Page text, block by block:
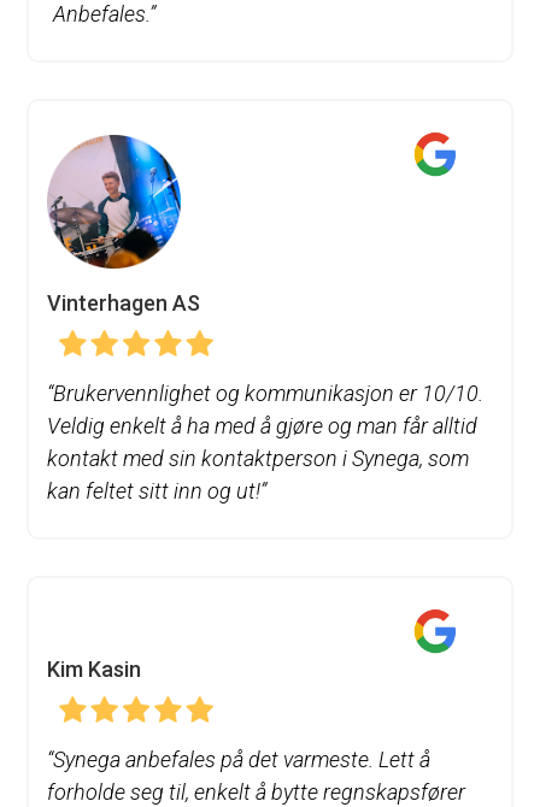
Anbefales.”
Vinterhagen AS
“Brukervennlighet og kommunikasjon er 10/10.
Veldig enkelt å ha med å gjøre og man får alltid
kontakt med sin kontaktperson i Synega, som
kan feltet sitt inn og ut!”
Kim Kasin
“Synega anbefales på det varmeste. Lett å
forholde seg til, enkelt å bytte regnskapsfører